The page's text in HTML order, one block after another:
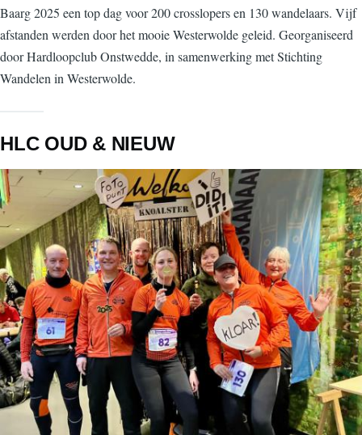
Baarg 2025 een top dag voor 200 crosslopers en 130 wandelaars. Vijf
afstanden werden door het mooie Westerwolde geleid. Georganiseerd
door Hardloopclub Onstwedde, in samenwerking met Stichting
Wandelen in Westerwolde.
HLC OUD & NIEUW